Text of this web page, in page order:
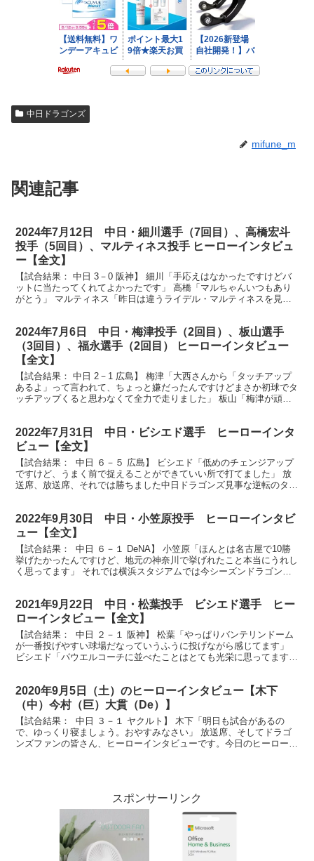
中日ドラゴンズ
mifune_m
関連記事
2024年7月12日 中日・細川選手（7回目）、高橋宏斗
投手（5回目）、マルティネス投手 ヒーローインタビュ
ー【全文】
【試合結果： 中日 3－0 阪神】 細川「手応えはなかったですけどバ
ットに当たってくれてよかったです」 高橋「マルちゃんいつもあり
がとう」 マルティネス「昨日は違うライデル・マルティネスを見せ
2024年7月6日 中日・梅津投手（2回目）、板山選手
（3回目）、福永選手（2回目） ヒーローインタビュー
【全文】
【試合結果： 中日 2－1 広島】 梅津「大西さんから「タッチアップ
あるよ」って言われて、ちょっと嫌だったんですけどまさか初球でタ
ッチアップくると思わなくて全力で走りました」 板山「梅津が頑張
2022年7月31日 中日・ビシエド選手 ヒーローインタ
ビュー【全文】
【試合結果： 中日 ６－５ 広島】 ビシエド「低めのチェンジアップ
ですけど、うまく前で捉えることができていい所で打てました」 放
送席、放送席、それでは勝ちました中日ドラゴンズ見事な逆転のタイ
2022年9月30日 中日・小笠原投手 ヒーローインタビ
ュー【全文】
【試合結果： 中日 ６－１ DeNA】 小笠原「ほんとは名古屋で10勝
挙げたかったんですけど、地元の神奈川で挙げれたこと本当にうれし
く思ってます」 それでは横浜スタジアムでは今シーズンドラゴンズ
2021年9月22日 中日・松葉投手 ビシエド選手 ヒー
ローインタビュー【全文】
【試合結果： 中日 ２－１ 阪神】 松葉「やっぱりバンテリンドーム
が一番投げやすい球場だなっていうふうに投げながら感じてます」
ビシエド「パウエルコーチに並べたことはとても光栄に思ってます」
2020年9月5日（土）のヒーローインタビュー【木下
（中）今村（巨）大貫（De）】
【試合結果： 中日 ３－１ ヤクルト】 木下「明日も試合があるの
で、ゆっくり寝ましょう。おやすみなさい」 放送席、そしてドラゴ
ンズファンの皆さん、ヒーローインタビューです。今日のヒーローは
スポンサーリンク